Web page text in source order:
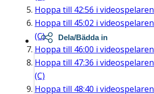
Hoppa till 42:56 i videospelaren
Hoppa till 45:02 i videospelaren
(C)
Hoppa till 46:00 i videospelaren
Hoppa till 47:36 i videospelaren
(C)
Hoppa till 48:40 i videospelaren
Dela/Bädda in